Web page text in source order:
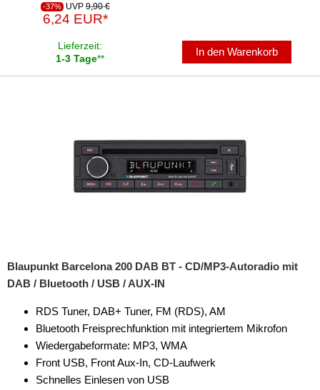
für Lexus
für Lincoln
für Mercedes-Benz
für Mercury
für Oldsmobile
für Opel
für Peugeot
für Plymouth
-37% UVP 9,90 €
6,24 EUR*
Lieferzeit:
1-3 Tage**
In den Warenkorb
Blaupunkt Barcelona 200 DAB BT - CD/MP3-Autoradio mit
DAB / Bluetooth / USB / AUX-IN
RDS Tuner, DAB+ Tuner, FM (RDS), AM
Bluetooth Freisprechfunktion mit integriertem Mikrofon
Wiedergabeformate: MP3, WMA
Front USB, Front Aux-In, CD-Laufwerk
Schnelles Einlesen von USB